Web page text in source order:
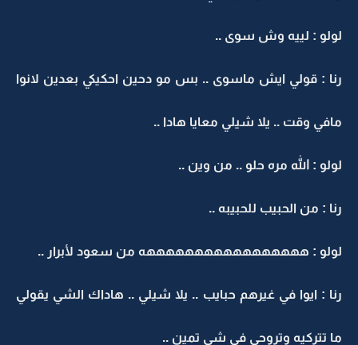
لولو : لييه وش سوى ..
رنا : قولي ايش ماسوى .. بس مو دحين احكيكي بعدين لانوا
مافي وقت .. يلا شيلي معايا هادا ..
لولو : الله مره حلو .. من وين ..
رنا : من الحبيب للحبيبه ..
لولو : هههههههههههههههههه من سعود لأبرار ..
رنا : ايوا في غيرهم حبايب .. يلا شيلي .. هاداك الشي يقولي
ما تتركيه وتروحي في شي تمين ..